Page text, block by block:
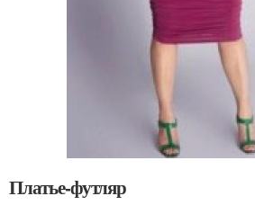
Платье-футляр